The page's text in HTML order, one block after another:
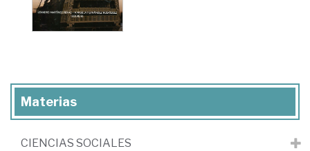
Materias
CIENCIAS SOCIALES